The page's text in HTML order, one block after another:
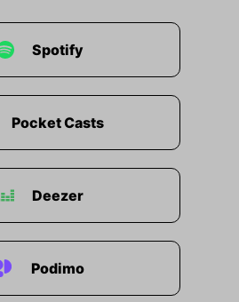
Spotify
Pocket Casts
Deezer
Podimo